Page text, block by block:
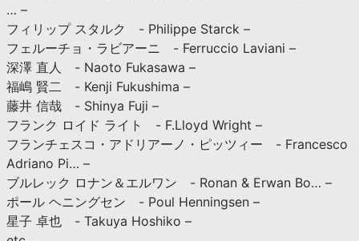
… –
フィリップ スタルク - Philippe Starck –
フェルーチョ・ラビアーニ - Ferruccio Laviani –
深澤 直人 - Naoto Fukasawa –
福嶋 賢二 - Kenji Fukushima –
藤井 信哉 - Shinya Fuji –
フランク ロイド ライト - F.Lloyd Wright –
フランチェスコ・アドリアーノ・ピッツィー - Francesco
Adriano Pi… –
ブルレック ロナン＆エルワン - Ronan & Erwan Bo… –
ポール ヘニングセン - Poul Henningsen –
星子 卓也 - Takuya Hoshiko –